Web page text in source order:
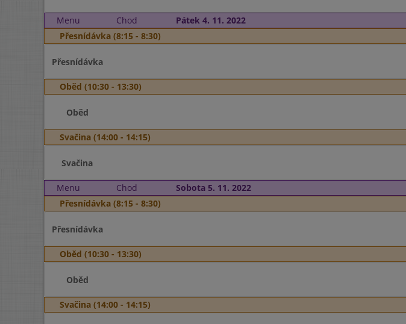
Menu Chod
Pátek 4. 11. 2022
Přesnídávka (8:15 - 8:30)
Přesnídávka
Oběd (10:30 - 13:30)
Oběd
Svačina (14:00 - 14:15)
Svačina
Menu Chod
Sobota 5. 11. 2022
Přesnídávka (8:15 - 8:30)
Přesnídávka
Oběd (10:30 - 13:30)
Oběd
Svačina (14:00 - 14:15)